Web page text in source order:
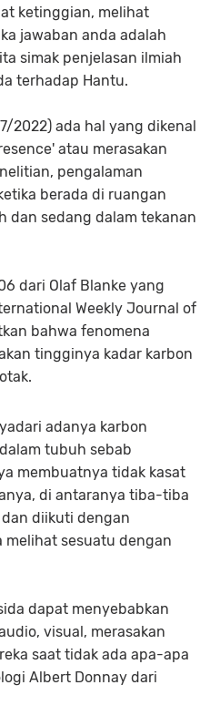
ketinggian, melihat
jawaban anda adalah
simak penjelasan ilmiah
terhadap Hantu.
2022) ada hal yang dikenal
atau merasakan
pengalaman
berada di ruangan
dan sedang dalam tekanan
dari Olaf Blanke yang
Weekly Journal of
bahwa fenomena
tingginya kadar karbon
adanya karbon
tubuh sebab
membuatnya tidak kasat
di antaranya tiba-tiba
diikuti dengan
sesuatu dengan
dapat menyebabkan
visual, merasakan
saat tidak ada apa-apa
Albert Donnay dari